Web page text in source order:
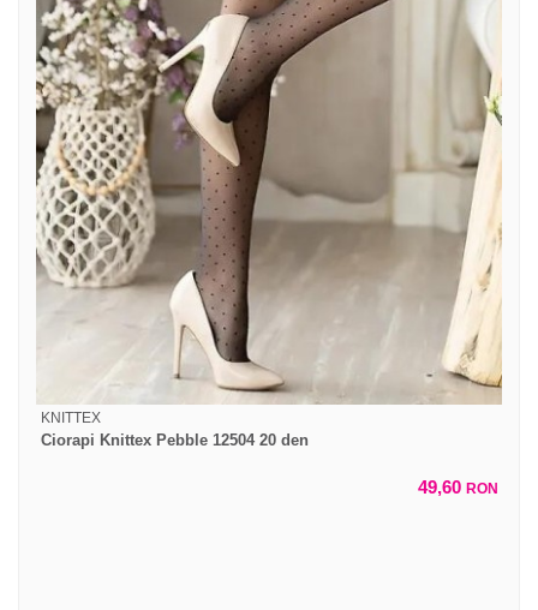
KNITTEX
Ciorapi Knittex Pebble 12504 20 den
49,60 RON